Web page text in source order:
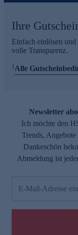
Ihre
Einfach einlösen
volle Transparenz.
1Alle
Newsletter
Ich möchte den
Trends,
Dankeschön
Abmeldung ist
E-Mail-Adresse